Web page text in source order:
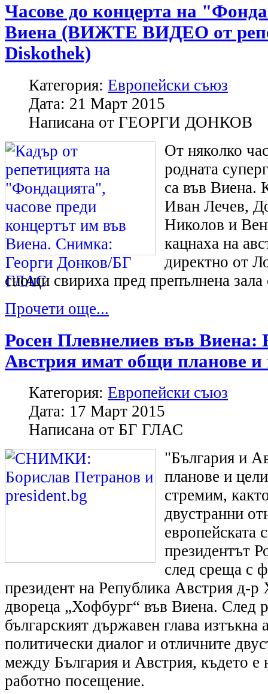
Часове до концерта на
Виена (ВИЖТЕ ВИДЕО от
Diskothek)
Категория: Европейски съюз
Дата: 21 Март 2015
Написана от ГЕОРГИ ДОНКОВ
От няколко
родната
са във Виена.
Иван Лечев,
Николов и
кацнаха на
директно от
снощи свириха пред препълнена зала
Прочети още...
Росен Плевнелиев във Виена:
Австрия имат общи планове и
Категория: Европейски съюз
Дата: 17 Март 2015
Написана от БГ ГЛАС
"България и
планове и
стремим,
двустранни
европейската
президентът
след среща с
президент на Република Австрия д-
двореца „Хофбург“ във Виена. След
българският държавен глава изтъкна
политически диалог и отличните
между България и Австрия, където е
работно посещение.